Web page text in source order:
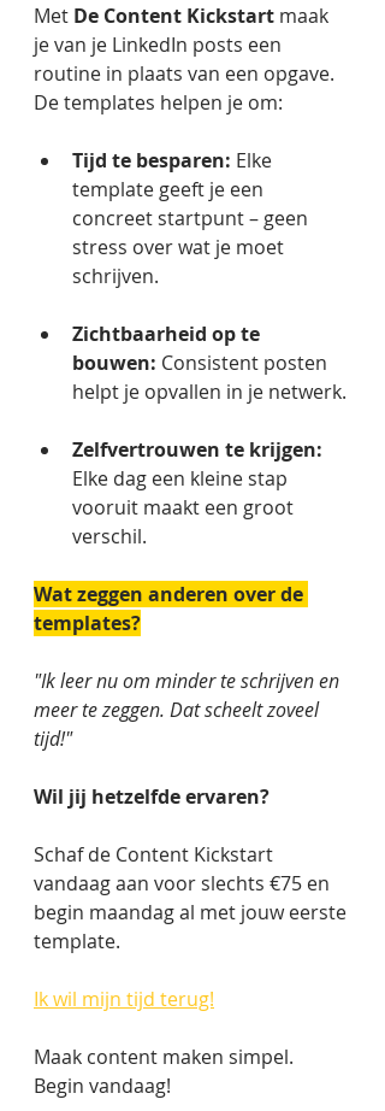
Met De Content Kickstart maak
je van je LinkedIn posts een
routine in plaats van een opgave.
De templates helpen je om:
Tijd te besparen: Elke
template geeft je een
concreet startpunt – geen
stress over wat je moet
schrijven.
Zichtbaarheid op te
bouwen: Consistent posten
helpt je opvallen in je netwerk.
Zelfvertrouwen te krijgen:
Elke dag een kleine stap
vooruit maakt een groot
verschil.
Wat zeggen anderen over de
templates?
"Ik leer nu om minder te schrijven en
meer te zeggen. Dat scheelt zoveel
tijd!"
Wil jij hetzelfde ervaren?
Schaf de Content Kickstart
vandaag aan voor slechts €75 en
begin maandag al met jouw eerste
template.
Ik wil mijn tijd terug!
Maak content maken simpel.
Begin vandaag!